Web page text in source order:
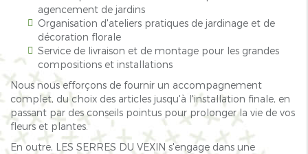
agencement de jardins
Organisation d'ateliers pratiques de jardinage et de
décoration florale
Service de livraison et de montage pour les grandes
compositions et installations
Nous nous efforçons de fournir un accompagnement
complet, du choix des articles jusqu'à l'installation finale, en
passant par des conseils pointus pour prolonger la vie de vos
fleurs et plantes.
En outre, LES SERRES DU VEXIN s'engage dans une